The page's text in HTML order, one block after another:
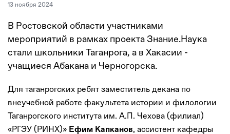
13 ноября 2024
В Ростовской области участниками
мероприятий в рамках проекта Знание.Наука
стали школьники Таганрога, а в Хакасии -
учащиеся Абакана и Черногорска.
Для таганрогских ребят заместитель декана по
внеучебной работе факультета истории и филологии
Таганрогского института им. А.П. Чехова (филиал)
«РГЭУ (РИНХ)» Ефим Капканов, ассистент кафедры